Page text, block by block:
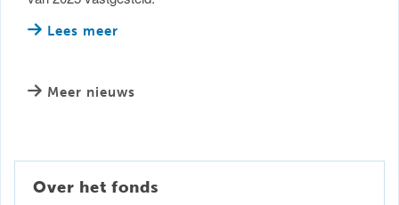
Lees meer
Meer nieuws
Over het fonds